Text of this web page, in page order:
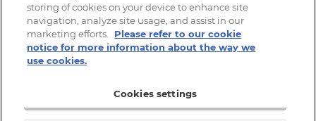
Copyright © 2026, Kahoot! All Rights Reserved.
storing of cookies on your device to enhance site
navigation, analyze site usage, and assist in our
marketing efforts.
Please refer to our cookie
notice for more information about the way we
use cookies.
Cookies settings